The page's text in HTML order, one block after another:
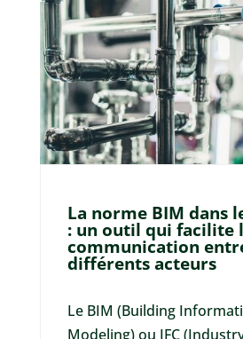
La norme BIM dans
: un outil qui facilite
communication
différents acteurs
Le BIM (Building
Modeling) ou IFC